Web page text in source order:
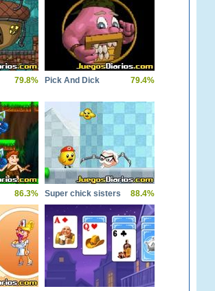
79.8% Pick And Dick 79.4%
86.3% Super chick sisters 88.4%